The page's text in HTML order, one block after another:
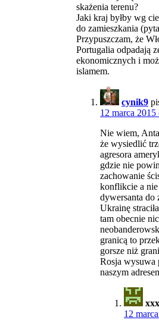
skażenia terenu?
Jaki kraj byłby wg
do zamieszkania
Przypuszczam, że
Portugalia odpadają
ekonomicznych i
islamem.
cynik9
12 marca 2015
Nie wiem,
że wysiedlić
agresora
gdzie nie
zachowanie
konflikcie a
dywersanta do
Ukrainę
tam obecnie
granicą to
gorsze niż
Rosja wysuwa
naszym
12